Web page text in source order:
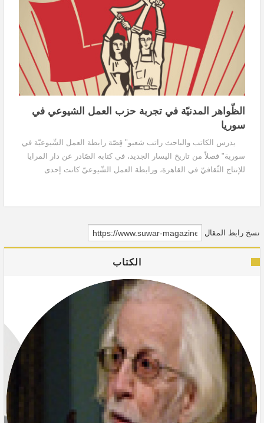
الظّواهر المدنيّة في تجربة حزب العمل الشيوعي في
سوريا
يدرس الكاتب والباحث راتب شعبو" قِصّة رابطة العمل الشّيوعيّة في
سورية" فصلاً من تاريخ اليسار الجديد، في كتابه الصّادر عن دار المرايا
للإنتاج الثّقافيّ في القاهرة، ورابطة العمل الشّيوعيّ كانت إحدى
نسخ رابط المقال
الكتاب